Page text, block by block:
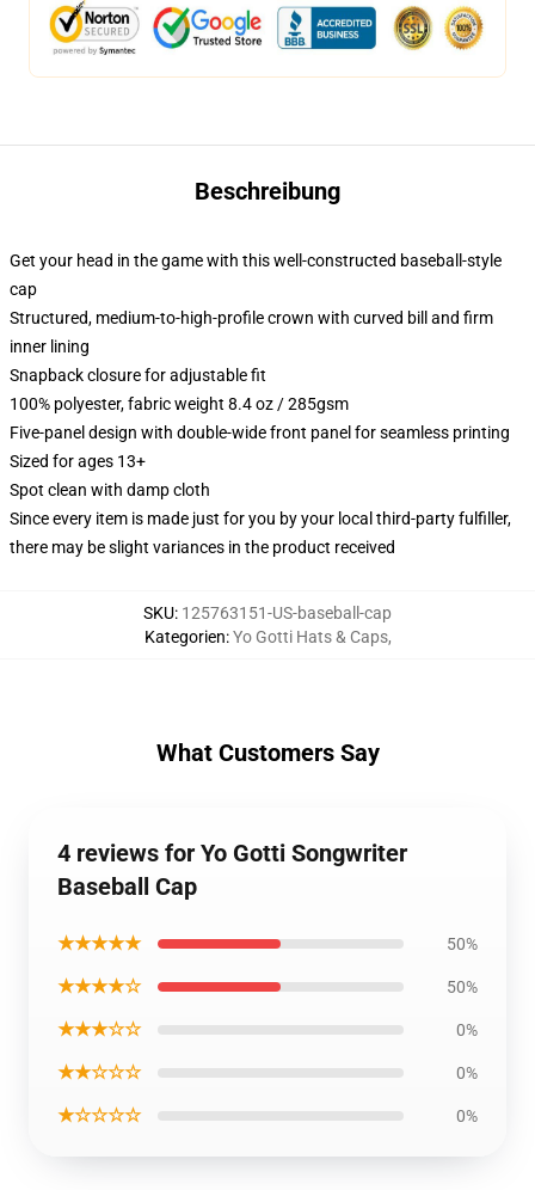
Beschreibung
Get your head in the game with this well-constructed baseball-style
cap
Structured, medium-to-high-profile crown with curved bill and firm
inner lining
Snapback closure for adjustable fit
100% polyester, fabric weight 8.4 oz / 285gsm
Five-panel design with double-wide front panel for seamless printing
Sized for ages 13+
Spot clean with damp cloth
Since every item is made just for you by your local third-party fulfiller,
there may be slight variances in the product received
SKU: 125763151-US-baseball-cap
Kategorien:Yo Gotti Hats & Caps,
What Customers Say
4 reviews for Yo Gotti Songwriter
Baseball Cap
★★★★★ 50%
★★★★☆ 50%
★★★☆☆ 0%
★★☆☆☆ 0%
★☆☆☆☆ 0%